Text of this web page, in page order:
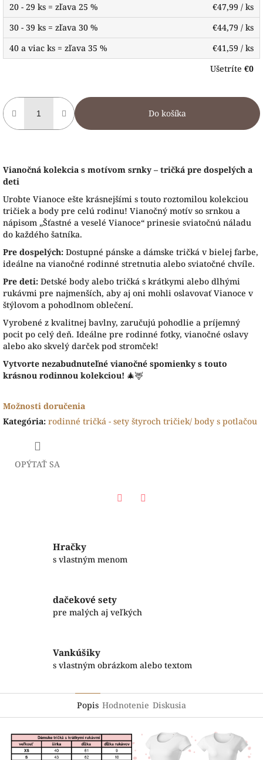
20 - 29 ks = zľava 25 %
€47,99 / ks
30 - 39 ks = zľava 30 %
€44,79 / ks
40 a viac ks = zľava 35 %
€41,59 / ks
Ušetríte €0
Do košíka
Vianočná kolekcia s motívom srnky – tričká pre dospelých a
deti
Urobte Vianoce ešte krásnejšími s touto roztomilou kolekciou
tričiek a body pre celú rodinu! Vianočný motív so srnkou a
nápisom „Šťastné a veselé Vianoce“ prinesie sviatočnú náladu
do každého šatníka.
Pre dospelých: Dostupné pánske a dámske tričká v bielej farbe,
ideálne na vianočné rodinné stretnutia alebo sviatočné chvíle.
Pre deti: Detské body alebo tričká s krátkymi alebo dlhými
rukávmi pre najmenších, aby aj oni mohli oslavovať Vianoce v
štýlovom a pohodlnom oblečení.
Vyrobené z kvalitnej bavlny, zaručujú pohodlie a príjemný
pocit po celý deň. Ideálne pre rodinné fotky, vianočné oslavy
alebo ako skvelý darček pod stromček!
Vytvorte nezabudnuteľné vianočné spomienky s touto
krásnou rodinnou kolekciou! 🎄🦌
Možnosti doručenia
Kategória: rodinné tričká - sety štyroch tričiek/ body s potlačou
OPÝTAŤ SA
Hračky
s vlastným menom
dačekové sety
pre malých aj veľkých
Vankúšiky
s vlastným obrázkom alebo textom
Popis Hodnotenie Diskusia